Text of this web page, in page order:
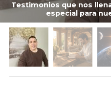
Testimonios que nos
especial para